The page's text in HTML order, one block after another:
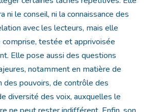
ni le conseil, ni la connaissance des
avec les lecteurs, mais elle
comprise, testée et apprivoisée
Elle pose aussi des questions
notamment en matière de
des pouvoirs, de contrôle des
diversité des voix, auxquelles le